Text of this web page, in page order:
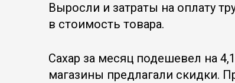
Выросли и затраты на оплату
в стоимость товара.
Сахар за месяц подешевел на
магазины предлагали скидки.